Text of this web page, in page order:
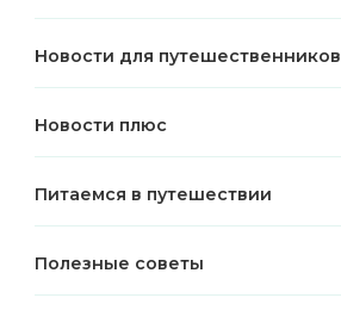
Новости для путешественников
Новости плюс
Питаемся в путешествии
Полезные советы